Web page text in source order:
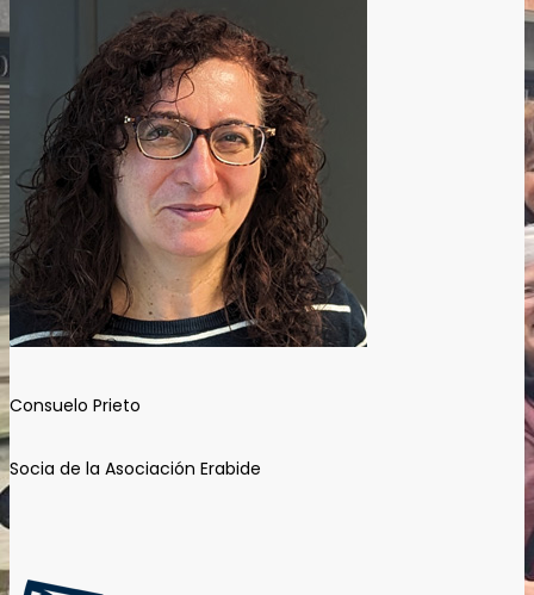
Consuelo Prieto
Socia de la Asociación Erabide